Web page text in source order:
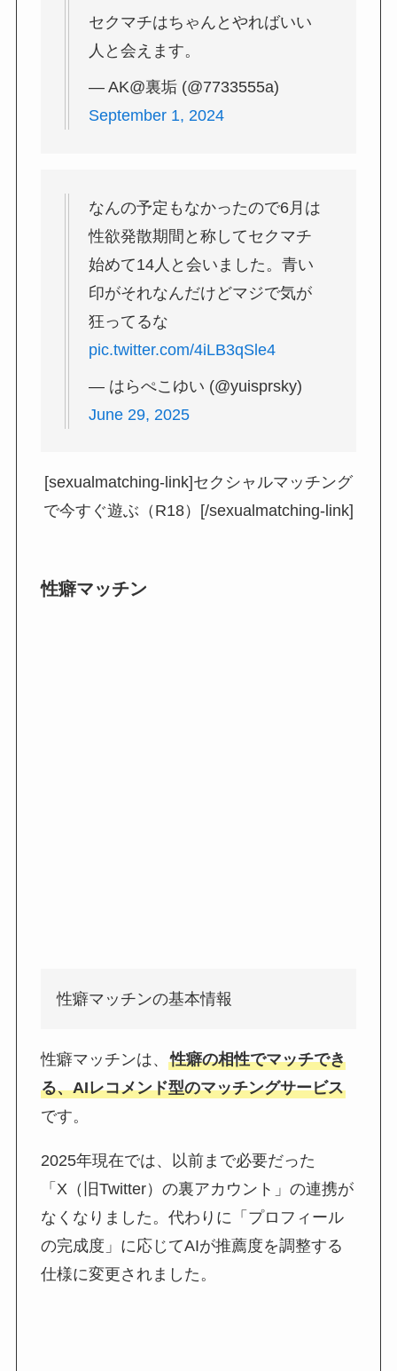
セクマチはちゃんとやればいい
人と会えます。
— AK@裏垢 (@7733555a)
September 1, 2024
なんの予定もなかったので6月は
性欲発散期間と称してセクマチ
始めて14人と会いました。青い
印がそれなんだけどマジで気が
狂ってるな
pic.twitter.com/4iLB3qSle4
— はらぺこゆい (@yuisprsky)
June 29, 2025
[sexualmatching-link]セクシャルマッチング
で今すぐ遊ぶ（R18）[/sexualmatching-link]
性癖マッチン
性癖マッチンの基本情報
性癖マッチンは、 性癖の相性でマッチでき
る、AIレコメンド型のマッチングサービス
です。
2025年現在では、以前まで必要だった
「X（旧Twitter）の裏アカウント」の連携が
なくなりました。代わりに「プロフィール
の完成度」に応じてAIが推薦度を調整する
仕様に変更されました。